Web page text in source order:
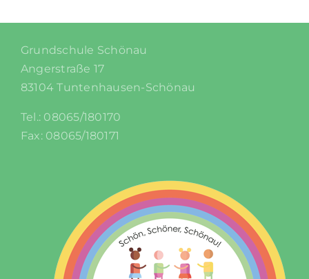
Grundschule Schönau
Angerstraße 17
83104 Tuntenhausen-Schönau
Tel.: 08065/180170
Fax: 08065/180171